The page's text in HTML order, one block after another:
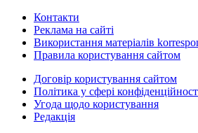
Контакти
Реклама на сайті
Використання матеріалів
Правила користування сайтом
Договір користування сайтом
Політика у сфері
Угода щодо користування
Редакція